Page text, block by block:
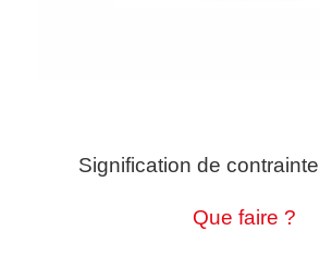
Signification de
Que faire ?